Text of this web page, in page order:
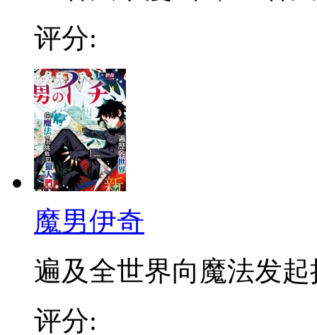
评分:
魔男伊奇
遍及全世界向魔法发起
评分: